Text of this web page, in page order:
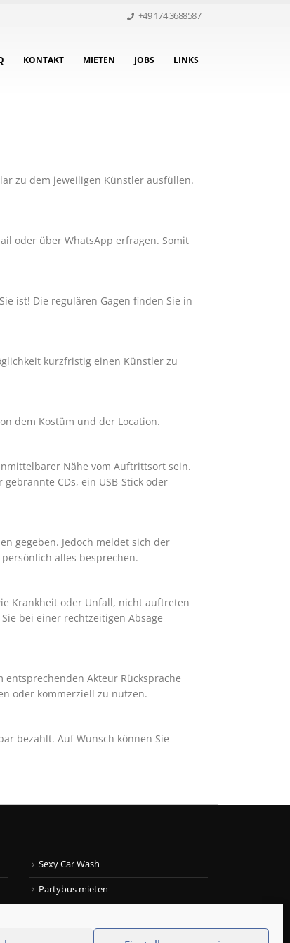
+49 174 3688587
KONTAKT MIETEN JOBS LINKS
zu dem jeweiligen Künstler ausfüllen.
oder über WhatsApp erfragen. Somit
ist! Die regulären Gagen finden Sie in
kurzfristig einen Künstler zu
dem Kostüm und der Location.
Nähe vom Auftrittsort sein.
CDs, ein USB-Stick oder
gegeben. Jedoch meldet sich der
alles besprechen.
Krankheit oder Unfall, nicht auftreten
bei einer rechtzeitigen Absage
Akteur Rücksprache
oder kommerziell zu nutzen.
bezahlt. Auf Wunsch können Sie
Sexy Car Wash
Partybus mieten